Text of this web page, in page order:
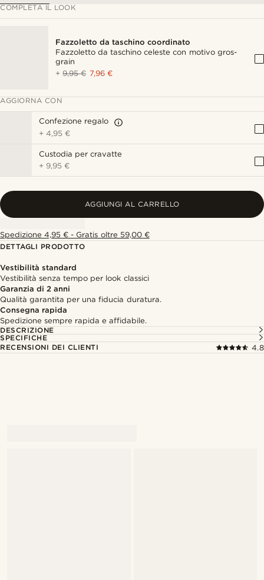
COMPLETA IL LOOK
Fazzoletto da taschino coordinato
Fazzoletto da taschino celeste con motivo gros-
grain
+9,95 € 7,96 €
AGGIORNA CON
Confezione regalo
+4,95 €
Custodia per cravatte
+ 9,95 €
AGGIUNGI AL CARRELLO
Spedizione 4,95 € - Gratis oltre 59,00 €
DETTAGLI PRODOTTO
Vestibilità standard
Vestibilità senza tempo per look classici
Garanzia di 2 anni
Qualità garantita per una fiducia duratura.
Consegna rapida
Spedizione sempre rapida e affidabile.
DESCRIZIONE
SPECIFICHE
RECENSIONI DEI CLIENTI
4.8